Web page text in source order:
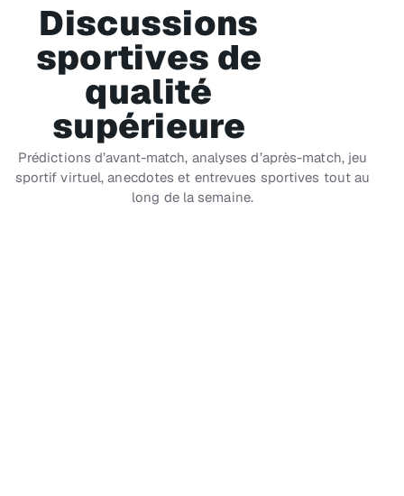
Discussions
sportives de
qualité
supérieure
Prédictions d’avant-match, analyses d’après-match, jeu
sportif virtuel, anecdotes et entrevues sportives tout au
long de la semaine.